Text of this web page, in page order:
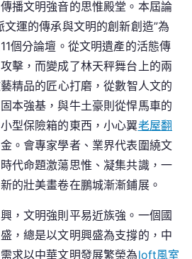
播文明強音的思惟殿堂。本屆論
文運的傳承與文明的創新創造”為
個分論壇。從文明遺產的活態傳
擊，而變成了林天秤舞台上的兩
精品的匠心打磨，從數智人文的
本強基，與牛土豪則從悍馬車的
型保險箱的東西，小心翼老屋翻
。會專家學者、業界代表圍繞文
代命題激蕩思惟、凝集共識，一
的壯美畫卷在鵬城漸漸鋪展。
，文明強則平易近族強。一個國
，總是以文明興盛為支撐的，中
求以中華文明發展繁榮為loft風室